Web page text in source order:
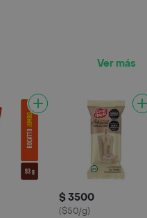
Ver más
$ 3500
($50/g)